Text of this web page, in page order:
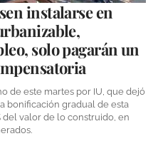
instalarse en
solo pagarán un
de este martes por IU, que dejó
bonificación gradual de esta
del valor de lo construido, en